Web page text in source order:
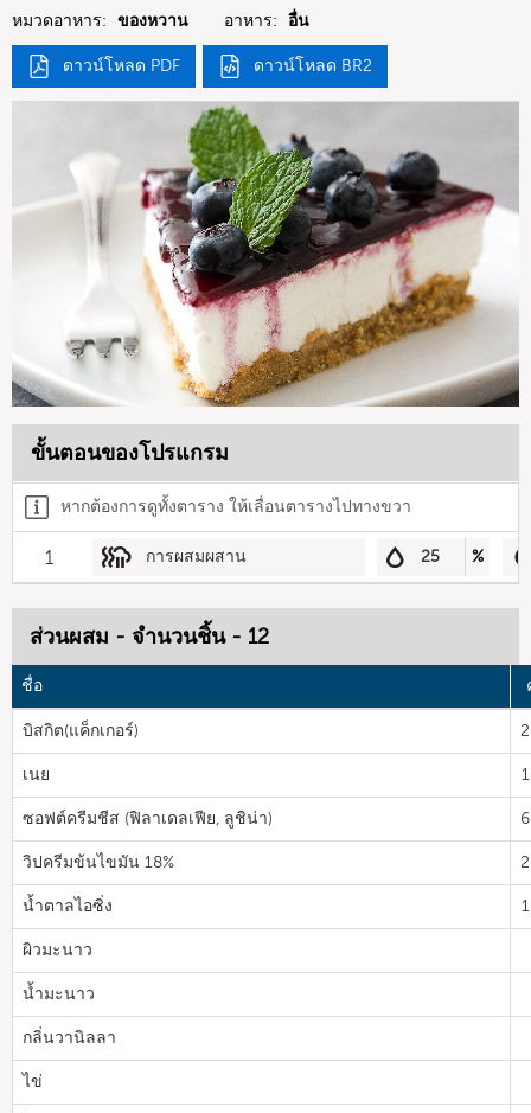
หมวดอาหาร: ของหวาน อาหาร: อื่น
ดาวน์โหลด PDF ดาวน์โหลด BR2
ขั้นตอนของโปรแกรม
หากต้องการดูทั้งตาราง ให้เลื่อนตารางไปทางขวา
1 การผสมผสาน 25 %
ส่วนผสม - จำนวนชิ้น - 12
ชื่อ
บิสกิต(แค็กเกอร์)
เนย
ซอฟต์ครีมชีส (ฟิลาเดลเฟีย, ลูชิน่า)
วิปครีมข้นไขมัน 18%
น้ำตาลไอซิ่ง
ผิวมะนาว
น้ำมะนาว
กลิ่นวานิลลา
ไข่